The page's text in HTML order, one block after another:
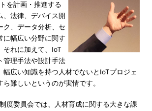
を計画・推進する
、法律、デバイス開
ク、データ分析、セ
に幅広い分野に関す
それに加えて、IoT
管理手法や設計手法
幅広い知識を持つ人材でないとIoTプロジェ
難しいというのが実情です。
度委員会では、人材育成に関する大きな課